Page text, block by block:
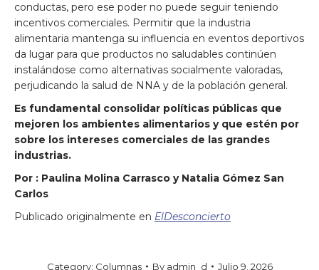
conductas, pero ese poder no puede seguir teniendo
incentivos comerciales. Permitir que la industria
alimentaria mantenga su influencia en eventos deportivos
da lugar para que productos no saludables continúen
instalándose como alternativas socialmente valoradas,
perjudicando la salud de NNA y de la población general.
Es fundamental consolidar políticas públicas que
mejoren los ambientes alimentarios y que estén por
sobre los intereses comerciales de las grandes
industrias.
Por : Paulina Molina Carrasco y Natalia Gómez San
Carlos
Publicado originalmente en ElDesconcierto
Category: Columnas By admin_d
Julio 9, 2026